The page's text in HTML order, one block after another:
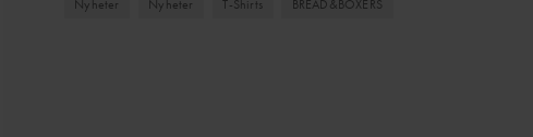
Nyheter Nyheter T-Shirts BREAD&BOXERS